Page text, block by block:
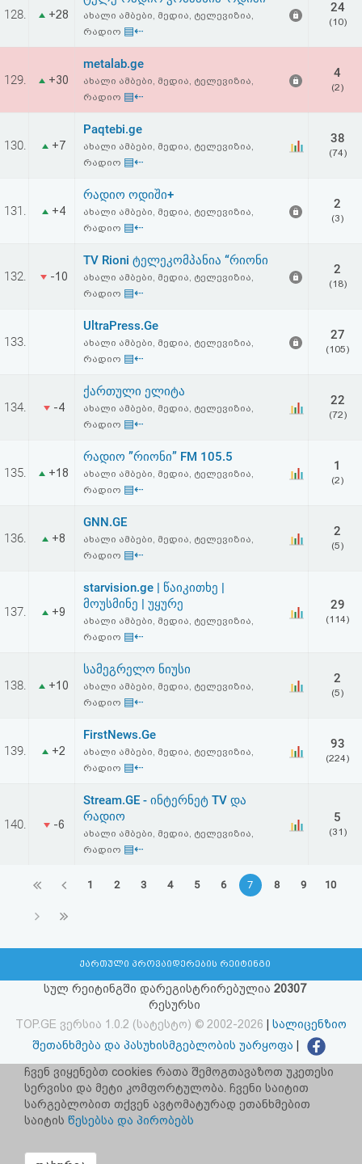
128. +28
ახალი ამბები, მედია, ტელევიზია,
რადიო ▤⇠
24
(10)
129. +30
metalab.ge
ახალი ამბები, მედია, ტელევიზია,
რადიო ▤⇠
4
(2)
130. +7
Paqtebi.ge
ახალი ამბები, მედია, ტელევიზია,
რადიო ▤⇠
38
(74)
131. +4
რადიო ოდიში+
ახალი ამბები, მედია, ტელევიზია,
რადიო ▤⇠
2
(3)
132. -10
TV Rioni ტელეკომპანია “რიონი
ახალი ამბები, მედია, ტელევიზია,
რადიო ▤⇠
2
(18)
133.
UltraPress.Ge
ახალი ამბები, მედია, ტელევიზია,
რადიო ▤⇠
27
(105)
134. -4
ქართული ელიტა
ახალი ამბები, მედია, ტელევიზია,
რადიო ▤⇠
22
(72)
135. +18
რადიო ”რიონი” FM 105.5
ახალი ამბები, მედია, ტელევიზია,
რადიო ▤⇠
1
(2)
136. +8
GNN.GE
ახალი ამბები, მედია, ტელევიზია,
რადიო ▤⇠
2
(5)
137. +9
starvision.ge | წაიკითხე |
მოუსმინე | უყურე
ახალი ამბები, მედია, ტელევიზია,
რადიო ▤⇠
29
(114)
138. +10
სამეგრელო ნიუსი
ახალი ამბები, მედია, ტელევიზია,
რადიო ▤⇠
2
(5)
139. +2
FirstNews.Ge
ახალი ამბები, მედია, ტელევიზია,
რადიო ▤⇠
93
(224)
140. -6
Stream.GE - ინტერნეტ TV და
რადიო
ახალი ამბები, მედია, ტელევიზია,
რადიო ▤⇠
5
(31)
1 2 3 4 5 6 7 8 9 10
ქართული პროვაიდერების რეიტინგი
სულ რეიტინგში დარეგისტრირებულია 20307
რესურსი
TOP.GE ვერსია 1.0.2 (სატესტო) © 2002-2026
სალიცენზიო
შეთანხმება და პასუხისმგებლობის უარყოფა
facebook.com/TOP.GE
იხილეთ TOP.GE - ის ძველი ვერსია ბმულზე
TOP.GE-ს სერვერების განთავსებას და ინტერნეტთან კავშირს
ჩვენ ვიყენებთ cookies რათა შემოგთავაზოთ უკეთესი
სერვისი და მეტი კომფორტულობა. ჩვენი საიტით
სარგებლობით თქვენ ავტომატურად ეთანხმებით
საიტის წესებსა და პირობებს